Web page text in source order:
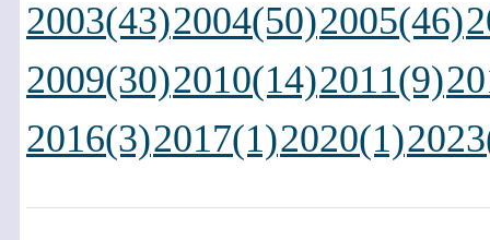
2003(43)2004(50)2005(46)
2009(30)2010(14)2011(9)
2016(3)2017(1)2020(1)